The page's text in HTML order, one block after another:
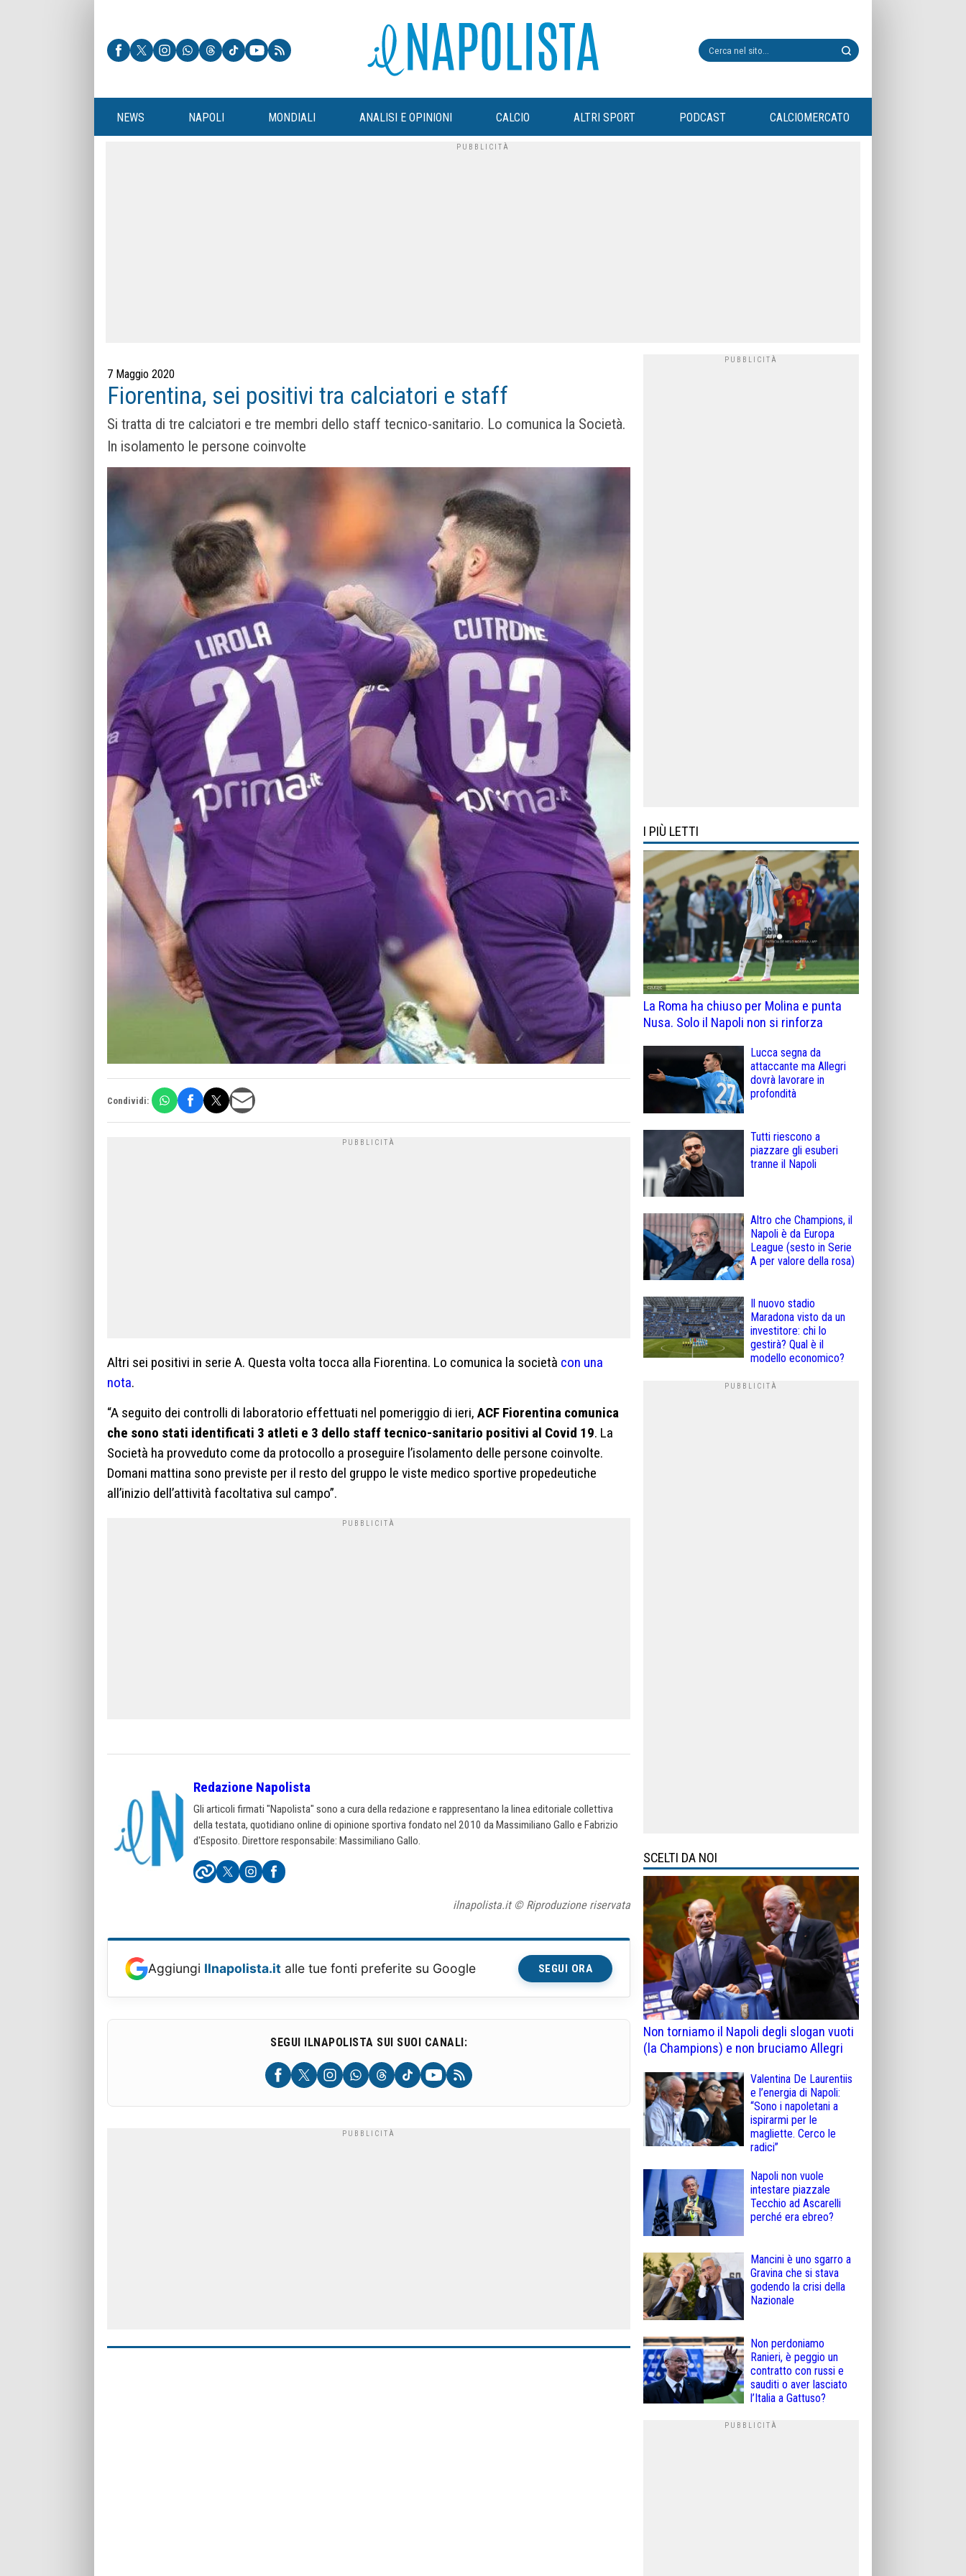
NEWS NAPOLI MONDIALI ANALISI E OPINIONI CALCIO ALTRI SPORT PODCAST CALCIOMERCATO
7 Maggio 2020
Fiorentina, sei positivi tra calciatori e staff
Si tratta di tre calciatori e tre membri dello staff tecnico-sanitario. Lo comunica la Società.
In isolamento le persone coinvolte
Condividi:
Altri sei positivi in serie A. Questa volta tocca alla Fiorentina. Lo comunica la società con una
nota.
“A seguito dei controlli di laboratorio effettuati nel pomeriggio di ieri, ACF Fiorentina comunica
che sono stati identificati 3 atleti e 3 dello staff tecnico-sanitario positivi al Covid 19. La
Società ha provveduto come da protocollo a proseguire l’isolamento delle persone coinvolte.
Domani mattina sono previste per il resto del gruppo le viste medico sportive propedeutiche
all’inizio dell’attività facoltativa sul campo”.
Redazione Napolista
Gli articoli firmati "Napolista" sono a cura della redazione e rappresentano la linea editoriale collettiva
della testata, quotidiano online di opinione sportiva fondato nel 2010 da Massimiliano Gallo e Fabrizio
d'Esposito. Direttore responsabile: Massimiliano Gallo.
ilnapolista.it © Riproduzione riservata
Aggiungi Ilnapolista.it alle tue fonti preferite su Google SEGUI ORA
SEGUI ILNAPOLISTA SUI SUOI CANALI:
I PIÙ LETTI
La Roma ha chiuso per Molina e punta
Nusa. Solo il Napoli non si rinforza
Lucca segna da
attaccante ma Allegri
dovrà lavorare in
profondità
Tutti riescono a
piazzare gli esuberi
tranne il Napoli
Altro che Champions, il
Napoli è da Europa
League (sesto in Serie
A per valore della rosa)
Il nuovo stadio
Maradona visto da un
investitore: chi lo
gestirà? Qual è il
modello economico?
SCELTI DA NOI
Non torniamo il Napoli degli slogan vuoti
(la Champions) e non bruciamo Allegri
Valentina De Laurentiis
e l’energia di Napoli:
“Sono i napoletani a
ispirarmi per le
magliette. Cerco le
radici”
Napoli non vuole
intestare piazzale
Tecchio ad Ascarelli
perché era ebreo?
Mancini è uno sgarro a
Gravina che si stava
godendo la crisi della
Nazionale
Non perdoniamo
Ranieri, è peggio un
contratto con russi e
sauditi o aver lasciato
l’Italia a Gattuso?